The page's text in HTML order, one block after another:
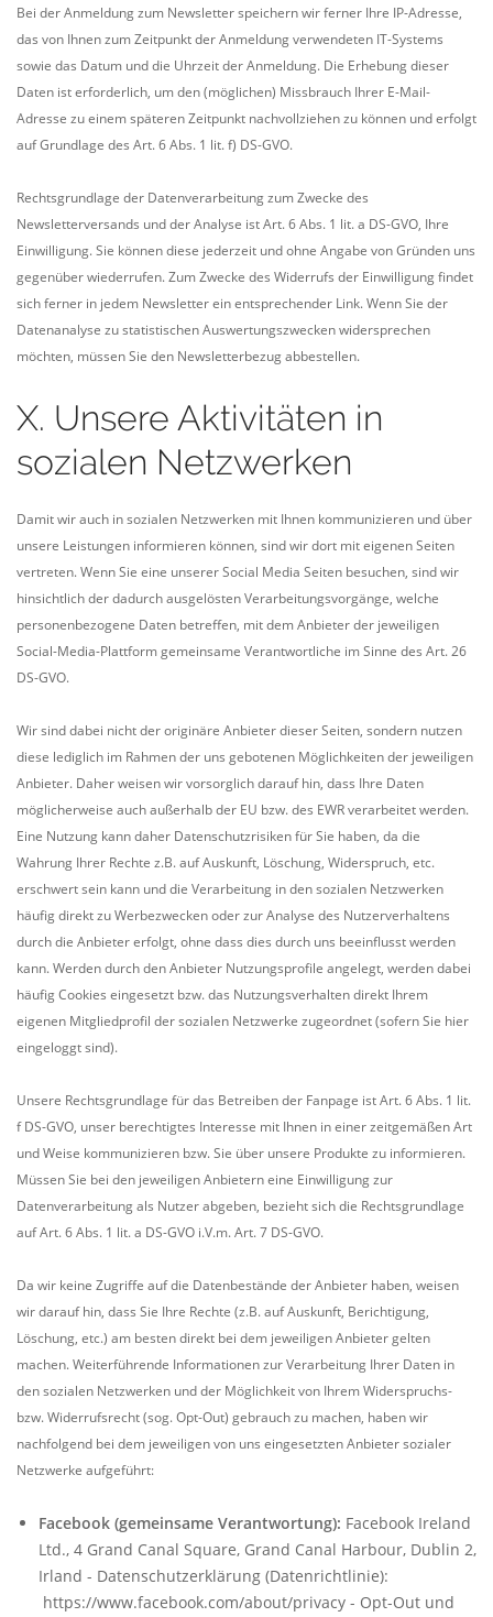
Bei der Anmeldung zum Newsletter speichern wir ferner Ihre IP-Adresse,
das von Ihnen zum Zeitpunkt der Anmeldung verwendeten IT-Systems
sowie das Datum und die Uhrzeit der Anmeldung. Die Erhebung dieser
Daten ist erforderlich, um den (möglichen) Missbrauch Ihrer E-Mail-
Adresse zu einem späteren Zeitpunkt nachvollziehen zu können und erfolgt
auf Grundlage des Art. 6 Abs. 1 lit. f) DS-GVO.
Rechtsgrundlage der Datenverarbeitung zum Zwecke des
Newsletterversands und der Analyse ist Art. 6 Abs. 1 lit. a DS-GVO, Ihre
Einwilligung. Sie können diese jederzeit und ohne Angabe von Gründen uns
gegenüber wiederrufen. Zum Zwecke des Widerrufs der Einwilligung findet
sich ferner in jedem Newsletter ein entsprechender Link. Wenn Sie der
Datenanalyse zu statistischen Auswertungszwecken widersprechen
möchten, müssen Sie den Newsletterbezug abbestellen.
X. Unsere Aktivitäten in
sozialen Netzwerken
Damit wir auch in sozialen Netzwerken mit Ihnen kommunizieren und über
unsere Leistungen informieren können, sind wir dort mit eigenen Seiten
vertreten. Wenn Sie eine unserer Social Media Seiten besuchen, sind wir
hinsichtlich der dadurch ausgelösten Verarbeitungsvorgänge, welche
personenbezogene Daten betreffen, mit dem Anbieter der jeweiligen
Social-Media-Plattform gemeinsame Verantwortliche im Sinne des Art. 26
DS-GVO.
Wir sind dabei nicht der originäre Anbieter dieser Seiten, sondern nutzen
diese lediglich im Rahmen der uns gebotenen Möglichkeiten der jeweiligen
Anbieter. Daher weisen wir vorsorglich darauf hin, dass Ihre Daten
möglicherweise auch außerhalb der EU bzw. des EWR verarbeitet werden.
Eine Nutzung kann daher Datenschutzrisiken für Sie haben, da die
Wahrung Ihrer Rechte z.B. auf Auskunft, Löschung, Widerspruch, etc.
erschwert sein kann und die Verarbeitung in den sozialen Netzwerken
häufig direkt zu Werbezwecken oder zur Analyse des Nutzerverhaltens
durch die Anbieter erfolgt, ohne dass dies durch uns beeinflusst werden
kann. Werden durch den Anbieter Nutzungsprofile angelegt, werden dabei
häufig Cookies eingesetzt bzw. das Nutzungsverhalten direkt Ihrem
eigenen Mitgliedprofil der sozialen Netzwerke zugeordnet (sofern Sie hier
eingeloggt sind).
Unsere Rechtsgrundlage für das Betreiben der Fanpage ist Art. 6 Abs. 1 lit.
f DS-GVO, unser berechtigtes Interesse mit Ihnen in einer zeitgemäßen Art
und Weise kommunizieren bzw. Sie über unsere Produkte zu informieren.
Müssen Sie bei den jeweiligen Anbietern eine Einwilligung zur
Datenverarbeitung als Nutzer abgeben, bezieht sich die Rechtsgrundlage
auf Art. 6 Abs. 1 lit. a DS-GVO i.V.m. Art. 7 DS-GVO.
Da wir keine Zugriffe auf die Datenbestände der Anbieter haben, weisen
wir darauf hin, dass Sie Ihre Rechte (z.B. auf Auskunft, Berichtigung,
Löschung, etc.) am besten direkt bei dem jeweiligen Anbieter gelten
machen. Weiterführende Informationen zur Verarbeitung Ihrer Daten in
den sozialen Netzwerken und der Möglichkeit von Ihrem Widerspruchs-
bzw. Widerrufsrecht (sog. Opt-Out) gebrauch zu machen, haben wir
nachfolgend bei dem jeweiligen von uns eingesetzten Anbieter sozialer
Netzwerke aufgeführt:
Facebook (gemeinsame Verantwortung): Facebook Ireland
Ltd., 4 Grand Canal Square, Grand Canal Harbour, Dublin 2,
Irland - Datenschutzerklärung (Datenrichtlinie):
https://www.facebook.com/about/privacy - Opt-Out und